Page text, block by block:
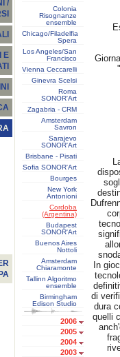
/
E
Colonia
Risognanze
ensemble
Chicago/Filadelfia
Spera
Los Angeles/San
Francisco
Vienna Ceccarelli
Ginevra Scelsi
Roma
SONOR'Art
Zagabria - CRM
Amsterdam
Savron
Sarajevo
SONOR'Art
Brisbane - Pisati
Sofia SONOR'Art
Bourges
New York
Antonioni
Cordoba
(Argentina)
Budapest
SONOR'Art
Buenos Aires
Nottoli
Amsterdam
Chiaramonte
Tallinn Algoritmo
ensemble
Birmingham
Edison Studio
2006
2005
2004
2003
In
di
dura
quelli